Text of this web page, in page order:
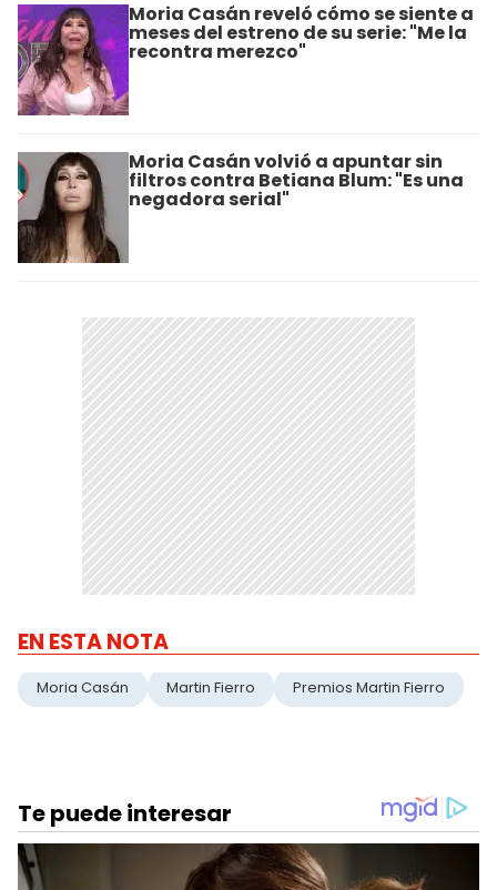
Moria Casán reveló cómo se siente a
meses del estreno de su serie: "Me la
recontra merezco"
Moria Casán volvió a apuntar sin
filtros contra Betiana Blum: "Es una
negadora serial"
EN ESTA NOTA
Moria Casán Martin Fierro Premios Martin Fierro